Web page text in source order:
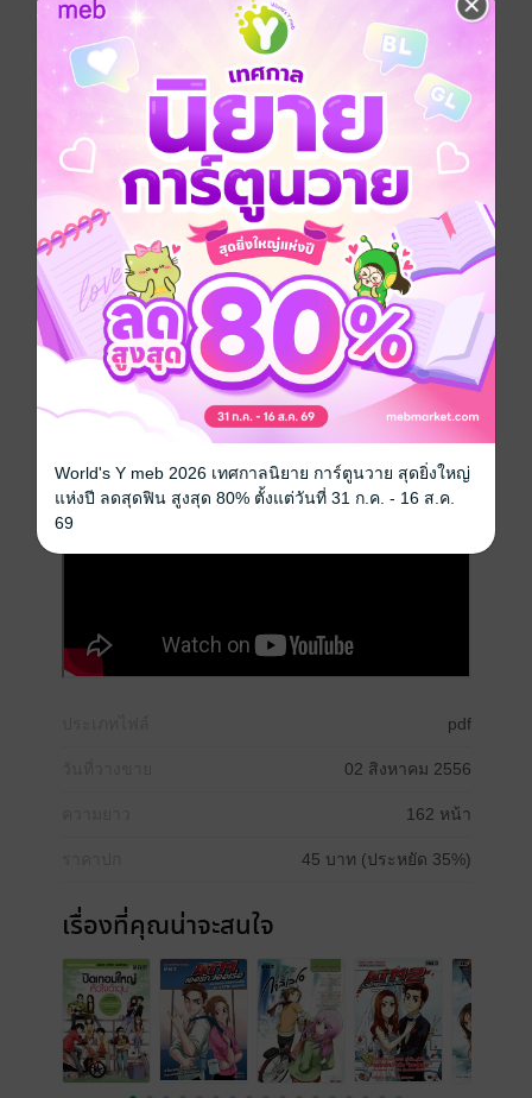
เรื่องของช่วงเวลาหนึ่งในชีวิตของวัยรุ่นเหล่านี้ ต่างเคย
ผ่านสมรภูมิที่ถูกเทพเจ้าชาวร็อคครอบงำจนไม่เป็นอันกิน
อันนอน ไม่สนใจเรียน ไม่แคร์พ่อแม่ พวกเขาจะพร้อมสู้
อดทนกับการหัดจับคอร์ดกีตาร์ ออกตามล่าหาสมาชิก แชร์
ค่าห้องซ้อมดนตรี สุมหัวกันตั้งชื่อที่คิดว่าเจ๋งที่สุดในโลกให้
กับวงตัวเอง SuckSeed วงร็อคขาสั้นมัธยมปีที่ 6 ของ
โรงเรียนในจังหวัดเชียงใหม่แห่งหนึ่ง
สร้างเป็น Movie
ผลงานภาพยนตร์จากค่าย GTH ที่นำมาดัดแปลงสู่
ลายเส้นการ์ตูน
การ์ตูนไทย
pdf
02 สิงหาคม 2556
162 หน้า
45 บาท (ประหยัด 35%)
เรื่องที่คุณน่าจะสนใจ
World's Y meb 2026 เทศกาลนิยาย การ์ตูนวาย สุดยิ่งใหญ่
แห่งปี ลดสุดฟิน สูงสุด 80% ตั้งแต่วันที่ 31 ก.ค. - 16 ส.ค.
69